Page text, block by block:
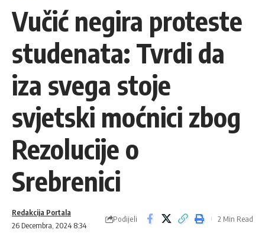
Vučić negira proteste
studenata: Tvrdi da
iza svega stoje
svjetski moćnici zbog
Rezolucije o
Srebrenici
26 Decembra, 2024 8:34
Redakcija Portala
Podijeli 2 Min Read